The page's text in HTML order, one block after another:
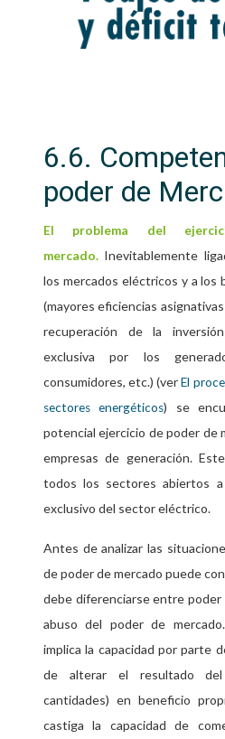
6.6.
poder de
El problema del
mercado. Inevitablemente
los mercados eléctricos y a los
(mayores eficiencias
recuperación de la
exclusiva por los
consumidores, etc.) (verEl
sectores energéticos) se
potencial ejercicio de poder de
empresas de generación.
todos los sectores abiertos
exclusivo del sector eléctrico.
Antes de analizar las
de poder de mercado puede
debe diferenciarse entre poder
abuso del poder de
implica la capacidad por parte
de alterar el resultado del
cantidades) en beneficio
castiga la capacidad de